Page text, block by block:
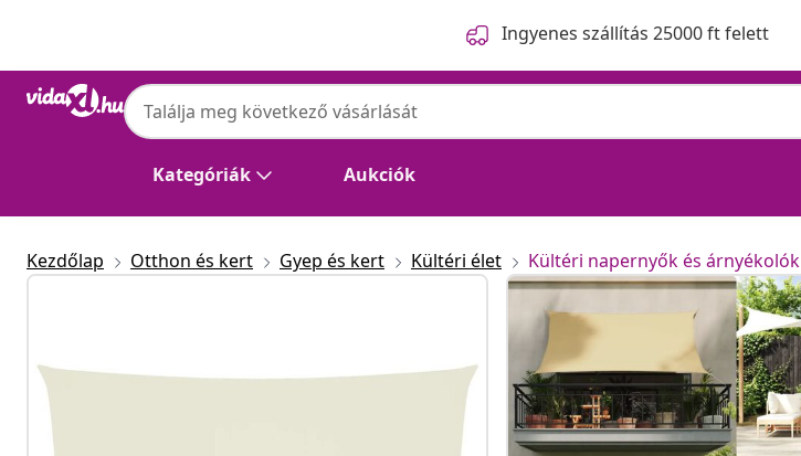
Ingyenes szállítás 25000 ft felett
Kategóriák Aukciók
vidaXL
Kezdőlap Otthon és kert Gyep és kert Kültéri élet Kültéri napernyők és árnyékolók